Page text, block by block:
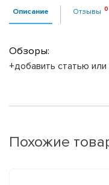
Описание Отзывы
Обзоры:
+добавить статью
Похожие